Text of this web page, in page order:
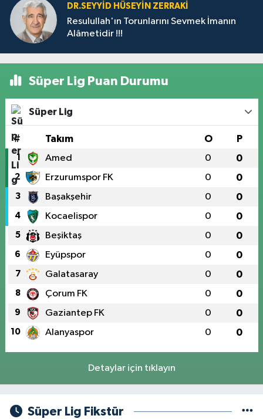
DR.SEYYID HÜSEYIN ZERRAKI
Resulullah'ın Torunlarını Sevmek İmanın
Alâmetidir !!!
Süper Lig Puan Durumu
Süper Lig
# Takım O P
1 Amed 0 0
2 Erzurumspor FK 0 0
3 Başakşehir 0 0
4 Kocaelispor 0 0
5 Beşiktaş 0 0
6 Eyüpspor 0 0
7 Galatasaray 0 0
8 Çorum FK 0 0
9 Gaziantep FK 0 0
10 Alanyaspor 0 0
Detaylar için tıklayın
Süper Lig Fikstür